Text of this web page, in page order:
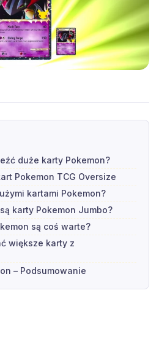
duże karty Pokemon?
Pokemon TCG Oversize
kartami Pokemon?
karty Pokemon Jumbo?
są coś warte?
większe karty z
– Podsumowanie